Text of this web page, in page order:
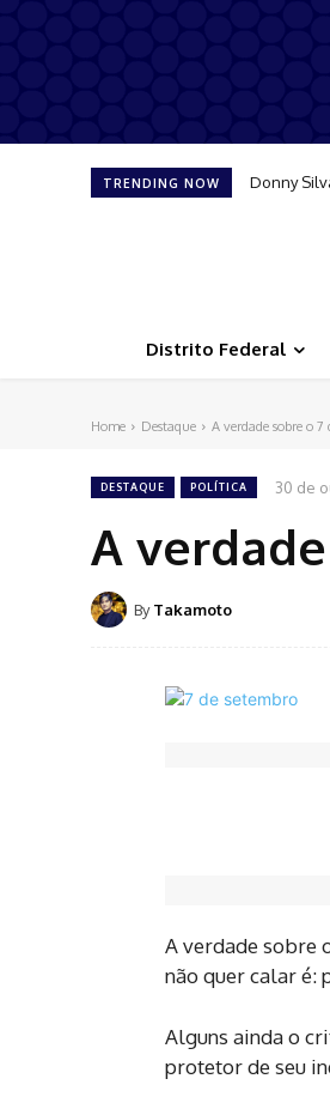
TRENDING NOW Donny
Distrito Federal
Home Destaque A verdade sobre o 7
DESTAQUE POLÍTICA 30 de
A
By Takamoto
A verdade sobre
não quer calar é:
Alguns ainda o
protetor de seu